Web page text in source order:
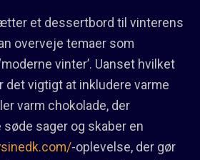
et dessertbord til vinterens
overveje temaer som
vinter’. Uanset hvilket
det vigtigt at inkludere varme
varm chokolade, der
sager og skaber en
-oplevelse, der gør